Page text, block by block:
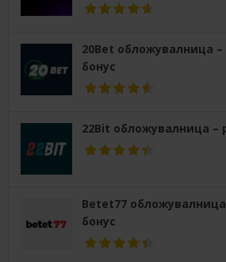
20Bet обложувалница –
бонус
22Bit обложувалница –
Betet77
бонус